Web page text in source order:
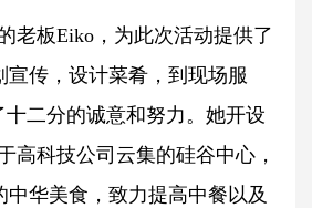
老板Eiko，为此次活动提供了
宣传，设计菜肴，到现场服
二分的诚意和努力。她开设
高科技公司云集的硅谷中心，
中华美食，致力提高中餐以及